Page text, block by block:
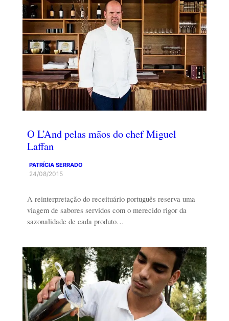
O L’And pelas mãos do chef Miguel
Laffan
PATRÍCIA SERRADO
24/08/2015
A reinterpretação do receituário português reserva uma
viagem de sabores servidos com o merecido rigor da
sazonalidade de cada produto…